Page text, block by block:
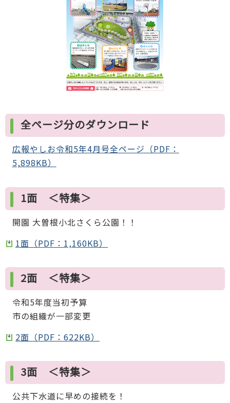
全ページ分のダウンロード
広報やしお令和5年4月号全ページ（PDF：
5,898KB）
1面 ＜特集＞
開園 大曽根小北さくら公園！！
1面（PDF：1,160KB）
2面 ＜特集＞
令和5年度当初予算
市の組織が一部変更
2面（PDF：622KB）
3面 ＜特集＞
公共下水道に早めの接続を！